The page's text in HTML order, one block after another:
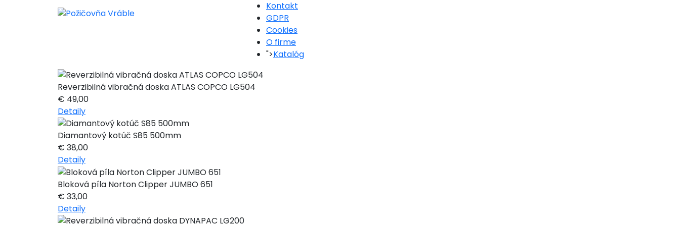
Kontakt
GDPR
Cookies
O firme
">Katalóg
Reverzibilná vibračná doska ATLAS COPCO LG504
€ 49,00
Detaily
Diamantový kotúč S85 500mm
€ 38,00
Detaily
Bloková píla Norton Clipper JUMBO 651
€ 33,00
Detaily